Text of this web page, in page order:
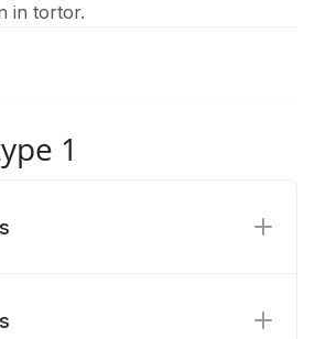
in tortor.
1